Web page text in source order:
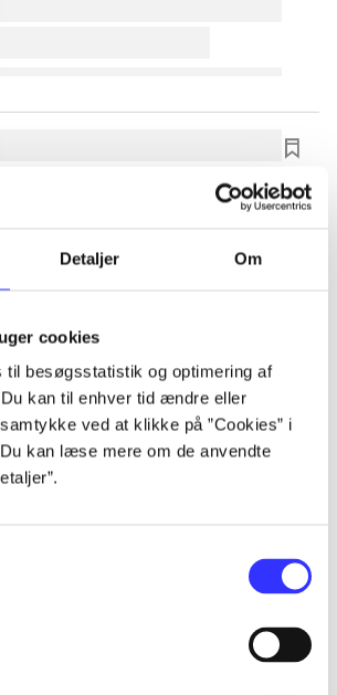
Detaljer Om
cookies
til besøgsstatistik og optimering af
kan til enhver tid ændre eller
ved at klikke på ”Cookies” i
kan læse mere om de anvendte
lorem ipsum dolor sit amet ...
lorem ipsum dolor sit amet ...
lorem ipsum dolor sit amet ...
lorem ipsum dolor sit amet ...
lorem ipsum dolor sit amet ...
ipsum dolor sit amet ...
ipsum dolor sit amet ...
ipsum dolor sit amet ...
lorem ipsum dolor sit amet ...
lorem ipsum dolor sit amet ...